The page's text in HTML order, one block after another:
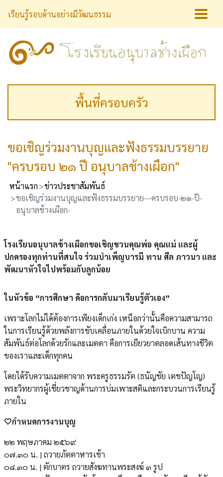
เรียนรู้รอบด้านอย่างมีวัฒนธรรม
พื้นที่ครอบครัว
ขอเชิญร่วมงานบุญและฟังธรรมบรรยาย
"ครบรอบ ๒๑ ปี อนุบาลช้างเผือก"
หน้าแรก
ข่าวประชาสัมพันธ์
ขอเชิญร่วมงานบุญและฟังธรรมบรรยาย---ครบรอบ-๒๑-ปี-
อนุบาลช้างเผือก-
โรงเรียนอนุบาลช้างเผือกขอเชิญชวนคุณพ่อ คุณแม่ และผู้
ปกครองทุกท่านที่สนใจ ร่วมบำเพ็ญบารมี ทาน ศีล ภาวนา และ
พัฒนาหัวใจไปพร้อมกับลูกน้อย
ในหัวข้อ “การศึกษา คือการกลับมาเรียนรู้ตัวเอง”
เพราะโลกไม่ได้ต้องการเพียงเด็กเก่ง เหนือกว่านั้นคือความสามารถ
ในการเรียนรู้ด้วยพลังการขับเคลื่อนภายในด้วยใจเบิกบาน ความ
สัมพันธ์ต่อโลกด้วยรักและเมตตา คือการเยียวยาตลอดเส้นทางชีวิต
ของเราและเด็กทุกคน
โดยได้รับความเมตตาจาก พระครูธรรมรัต (ธนัญชัย เตชปัญโญ)
พระวิทยากรผู้เชี่ยวชาญด้านการบ่มเพาะสติและกระบวนการเรียนรู้
ภายใน
🤍กำหนดการงานบุญ
๒๒ พฤษภาคม ๒๕๖๙
๐๗.๓๐ น. | ถวายภัตตาหารเช้า
๐๘.๓๐ น. | ตักบาตร ถวายสังฆทานพระสงฆ์ ๓ รูป